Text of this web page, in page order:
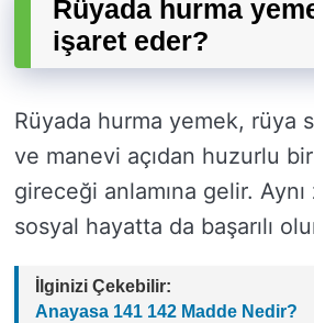
Rüyada hurma
işaret eder?
Rüyada hurma yemek, rüya
ve manevi açıdan huzurlu
gireceği anlamına gelir. Aynı
sosyal hayatta da başarılı
İlginizi Çekebilir:
Anayasa 141 142 Madde Nedir?